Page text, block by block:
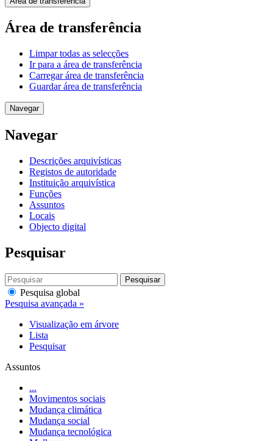
Área de transferência
Limpar todas as selecções
Ir para a área de transferência
Carregar área de transferência
Guardar área de transferência
Navegar
Navegar
Descrições arquivísticas
Registos de autoridade
Instituição arquivística
Funções
Assuntos
Locais
Objecto digital
Pesquisar
Pesquisar
Pesquisa global
Pesquisa avançada »
Visualização em árvore
Lista
Pesquisar
Assuntos
...
Movimentos sociais
Mudança climática
Mudança social
Mudança tecnológica